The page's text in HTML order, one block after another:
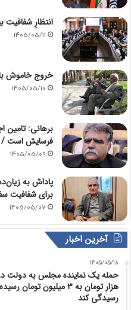
انتظارِ شفافیت
1405/05/11
خروج خاموش
1405/05/10
برهانی: تامین
فرسایش است /
1405/05/09
پاداش به
برای شفافیت
1405/05/07
آخرین اخبار
1405/05/18
هزار تومان به ۳
رسیدگی کند